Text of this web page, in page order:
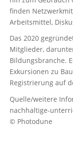
finden
Arbeitsmittel,
Das 2020
Mitglieder,
Bildungsbranche.
Exkursionen zu
Registrierung auf
Quelle/weitere
nachhaltige-
© Photodune